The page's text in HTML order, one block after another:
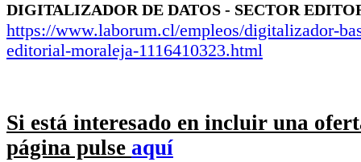
DIGITALIZADOR DE DATOS - SECTOR
https://www.laborum.cl/empleos/digitalizador-
editorial-moraleja-1116410323.html
Si está interesado en incluir una
página pulse aquí